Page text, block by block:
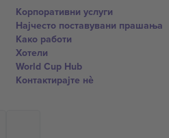
Корпоративни услуги
Најчесто поставувани прашања
Како работи
Хотели
World Cup Hub
Контактирајте нѐ